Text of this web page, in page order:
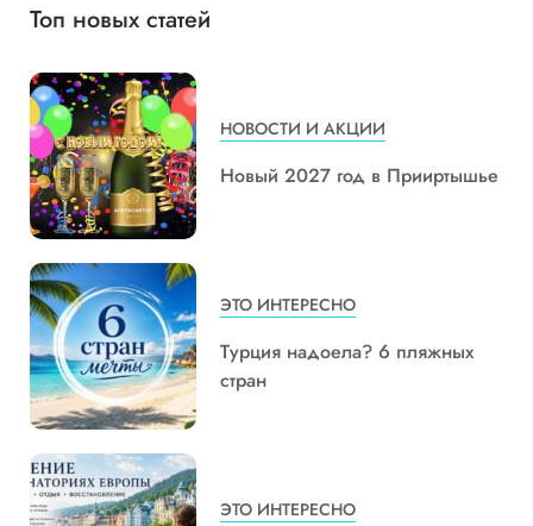
Топ новых статей
НОВОСТИ И АКЦИИ
Новый 2027 год в Прииртышье
ЭТО ИНТЕРЕСНО
Турция надоела? 6 пляжных
стран
ЭТО ИНТЕРЕСНО